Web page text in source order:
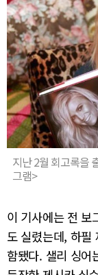
지난 2월 회고록을
그램>
이 기사에는 전 보
도 실렸는데, 하필
함됐다. 샐리 싱어